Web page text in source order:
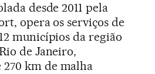
desde 2011 pela
opera os serviços de
municípios da região
de Janeiro,
km de malha